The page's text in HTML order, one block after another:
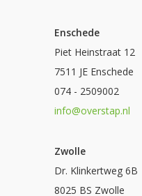
Enschede
Piet Heinstraat 12
7511 JE Enschede
074 - 2509002
info@overstap.nl
Zwolle
Dr. Klinkertweg 6B
8025 BS Zwolle